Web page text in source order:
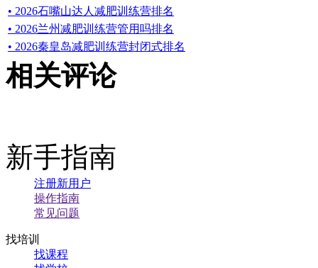
• 2026石嘴山达人减肥训练营排名
• 2026兰州减肥训练营管用吗排名
• 2026秦皇岛减肥训练营封闭式排名
相关评论
新手指南
注册新用户
操作指南
常见问题
找培训
找课程